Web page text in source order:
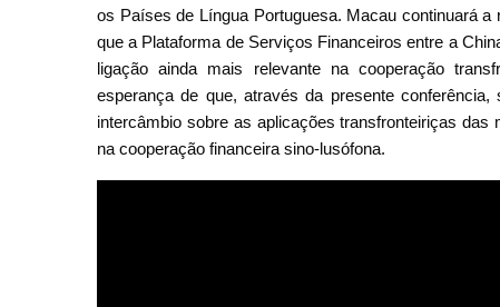
os Países de Língua Portuguesa. Macau continuará a
que a Plataforma de Serviços Financeiros entre a
ligação ainda mais relevante na cooperação
esperança de que, através da presente
intercâmbio sobre as aplicações transfronteiriças
na cooperação financeira sino-lusófona.